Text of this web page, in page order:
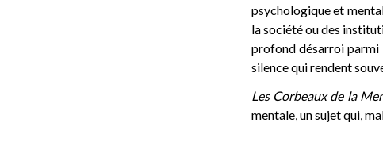
psychologique et
la société ou des
profond désarroi parmi
silence qui rendent
Les Corbeaux de la
mentale, un sujet qui,